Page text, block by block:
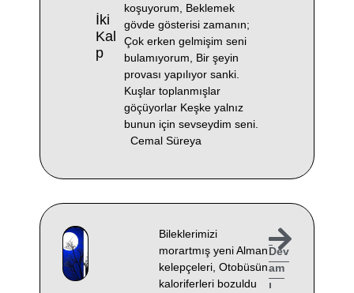
İki
Kal
P
koşuyorum, Beklemek
gövde gösterisi zamanın;
Çok erken gelmişim seni
bulamıyorum, Bir şeyin
provası yapılıyor sanki.
Kuşlar toplanmışlar
göçüyorlar Keşke yalnız
bunun için sevseydim seni.
Cemal Süreya
Bileklerimizi
morartmış yeni Alman
kelepçeleri, Otobüsün
kaloriferleri bozuldu
Dev
am
ı